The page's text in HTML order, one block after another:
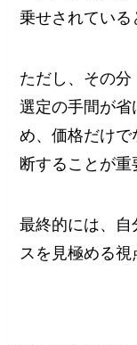
乗せされている
ただし、その
選定の手間が省
め、価格だけで
断することが重
最終的には、
スを見極める視